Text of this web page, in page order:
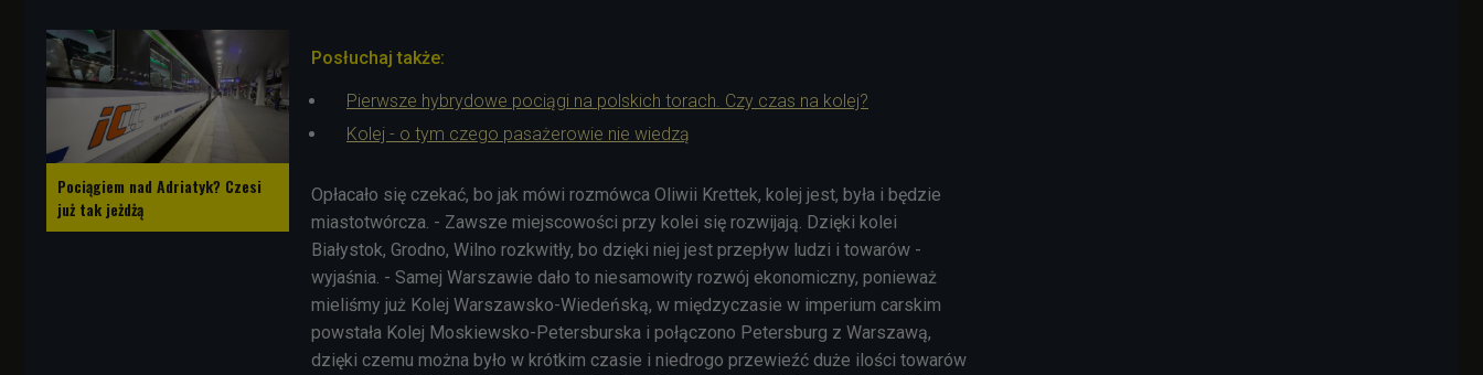
Pociągiem nad Adriatyk? Czesi
już tak jeżdżą
Posłuchaj także:
Pierwsze hybrydowe pociągi na polskich torach. Czy czas na kolej?
Kolej - o tym czego pasażerowie nie wiedzą
Opłacało się czekać, bo jak mówi rozmówca Oliwii Krettek, kolej jest, była i będzie
miastotwórcza. - Zawsze miejscowości przy kolei się rozwijają. Dzięki kolei
Białystok, Grodno, Wilno rozkwitły, bo dzięki niej jest przepływ ludzi i towarów -
wyjaśnia. - Samej Warszawie dało to niesamowity rozwój ekonomiczny, ponieważ
mieliśmy już Kolej Warszawsko-Wiedeńską, w międzyczasie w imperium carskim
powstała Kolej Moskiewsko-Petersburska i połączono Petersburg z Warszawą,
dzięki czemu można było w krótkim czasie i niedrogo przewieźć duże ilości towarów